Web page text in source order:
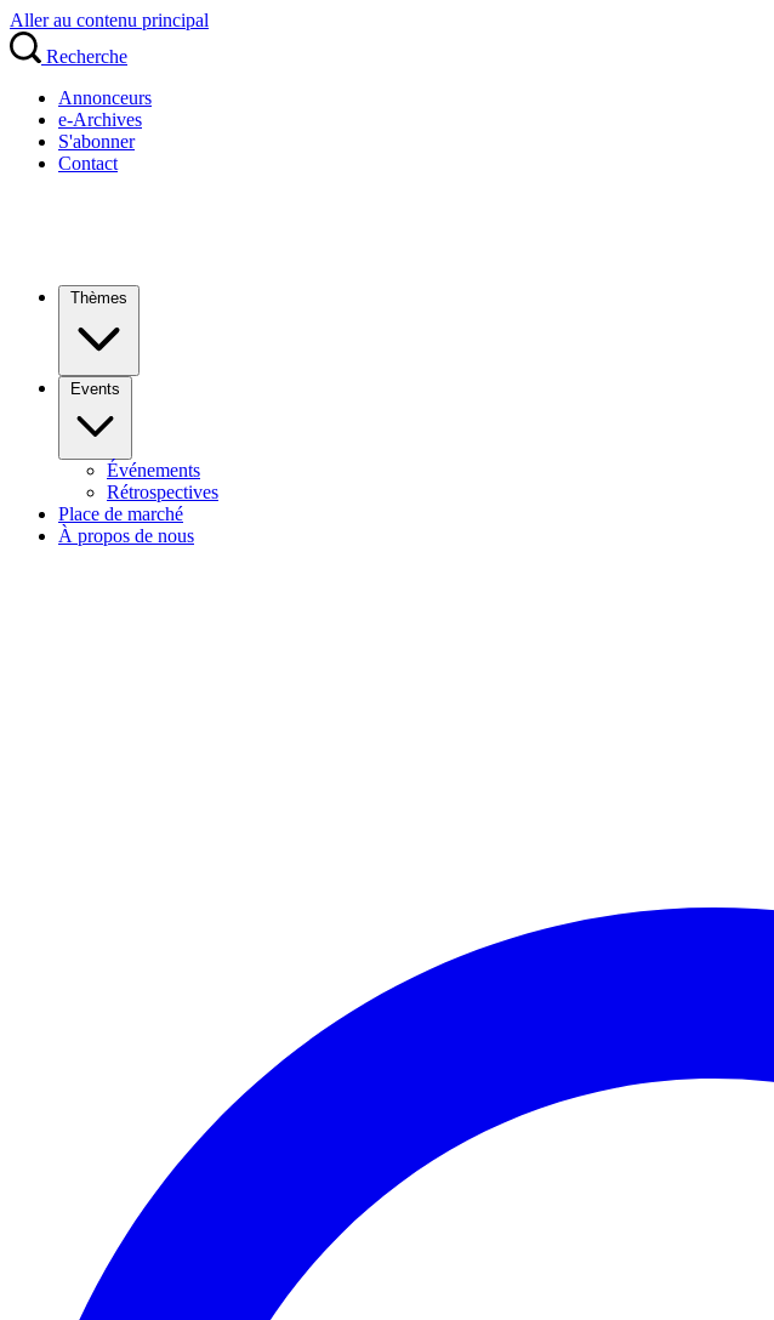
Aller au contenu principal
Recherche
Annonceurs
e-Archives
S'abonner
Contact
Thèmes
Events
Événements
Rétrospectives
Place de marché
À propos de nous